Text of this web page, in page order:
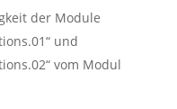
der Module
und
vom Modul